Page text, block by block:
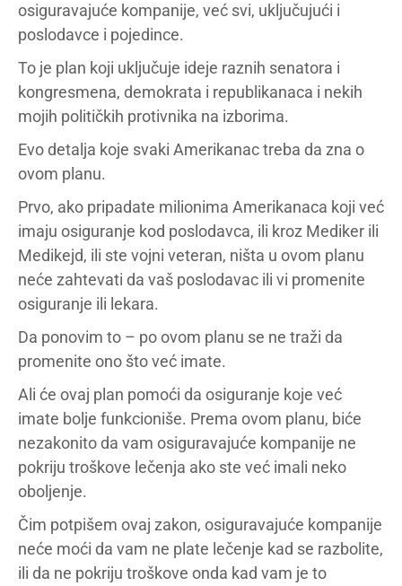
osiguravajuće kompanije, već svi, uključujući i
poslodavce i pojedince.
To je plan koji uključuje ideje raznih senatora i
kongresmena, demokrata i republikanaca i nekih
mojih političkih protivnika na izborima.
Evo detalja koje svaki Amerikanac treba da zna o
ovom planu.
Prvo, ako pripadate milionima Amerikanaca koji već
imaju osiguranje kod poslodavca, ili kroz Mediker ili
Medikejd, ili ste vojni veteran, ništa u ovom planu
neće zahtevati da vaš poslodavac ili vi promenite
osiguranje ili lekara.
Da ponovim to – po ovom planu se ne traži da
promenite ono što već imate.
Ali će ovaj plan pomoći da osiguranje koje već
imate bolje funkcioniše. Prema ovom planu, biće
nezakonito da vam osiguravajuće kompanije ne
pokriju troškove lečenja ako ste već imali neko
oboljenje.
Čim potpišem ovaj zakon, osiguravajuće kompanije
neće moći da vam ne plate lečenje kad se razbolite,
ili da ne pokriju troškove onda kad vam je to